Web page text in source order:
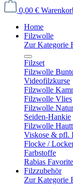
0,00 €
Home
Filzwolle
Zur Kategorie
Filzset
Filzwolle
Videofilzkurse
Filzwolle
Filzwolle Vlies
Filzwolle
Seiden-Hankie
Filzwolle
Viskose & pfl.
Flocke /
Farbstoffe
Rabias
Filzzubehör
Zur Kategorie